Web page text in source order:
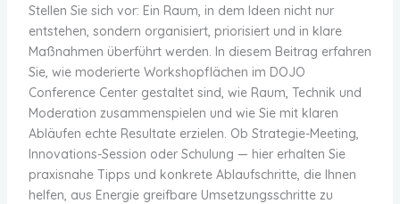
Stellen Sie sich vor: Ein Raum, in dem Ideen nicht nur
entstehen, sondern organisiert, priorisiert und in klare
Maßnahmen überführt werden. In diesem Beitrag erfahren
Sie, wie moderierte Workshopflächen im DOJO
Conference Center gestaltet sind, wie Raum, Technik und
Moderation zusammenspielen und wie Sie mit klaren
Abläufen echte Resultate erzielen. Ob Strategie-Meeting,
Innovations-Session oder Schulung — hier erhalten Sie
praxisnahe Tipps und konkrete Ablaufschritte, die Ihnen
helfen, aus Energie greifbare Umsetzungsschritte zu